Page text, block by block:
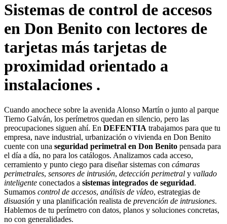
Sistemas de control de accesos
en Don Benito con lectores de
tarjetas más tarjetas de
proximidad orientado a
instalaciones .
Cuando anochece sobre la avenida Alonso Martín o junto al parque
Tierno Galván, los perímetros quedan en silencio, pero las
preocupaciones siguen ahí. En DEFENTIA trabajamos para que tu
empresa, nave industrial, urbanización o vivienda en Don Benito
cuente con una seguridad perimetral en Don Benito pensada para
el día a día, no para los catálogos. Analizamos cada acceso,
cerramiento y punto ciego para diseñar sistemas con cámaras
perimetrales, sensores de intrusión, detección perimetral y vallado
inteligente conectados a sistemas integrados de seguridad.
Sumamos control de accesos, análisis de vídeo, estrategias de
disuasión y una planificación realista de prevención de intrusiones.
Hablemos de tu perímetro con datos, planos y soluciones concretas,
no con generalidades.